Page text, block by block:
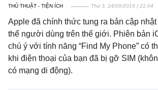
THỦ THUẬT - TIỆN ÍCH Thứ 3, 24/09/2019 | 21:04
Apple đã chính thức tung ra bản cập
thể người dùng trên thế giới. Phiên bản
chú ý với tính năng “Find My Phone” có
khi điện thoại của bạn đã bị gỡ SIM
có mạng di động).